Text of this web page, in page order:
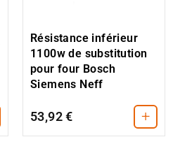
Résistance inférieur
1100w de substitution
pour four Bosch
Siemens Neff
53,92 € +